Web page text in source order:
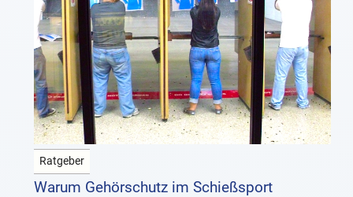
Ratgeber
Warum Gehörschutz im Schießsport